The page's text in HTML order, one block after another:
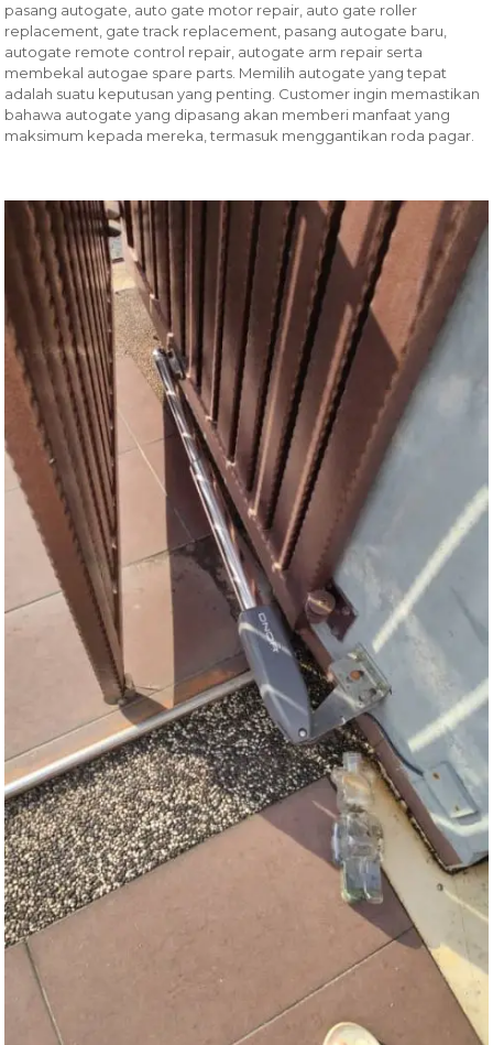
pasang autogate, auto gate motor repair, auto gate roller
replacement, gate track replacement, pasang autogate baru,
autogate remote control repair, autogate arm repair serta
membekal autogae spare parts. Memilih autogate yang tepat
adalah suatu keputusan yang penting. Customer ingin memastikan
bahawa autogate yang dipasang akan memberi manfaat yang
maksimum kepada mereka, termasuk menggantikan roda pagar.